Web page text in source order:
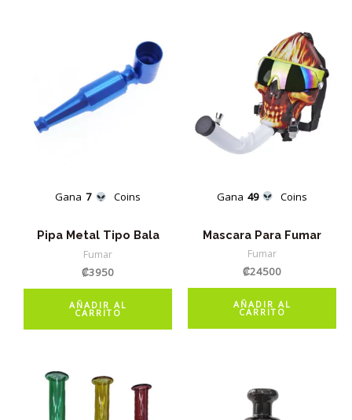
Gana 7 Coins
Pipa Metal Tipo Bala
Fumar
₡3950
AÑADIR AL
CARRITO
Gana 49 Coins
Mascara Para Fumar
Fumar
₡24500
AÑADIR AL
CARRITO